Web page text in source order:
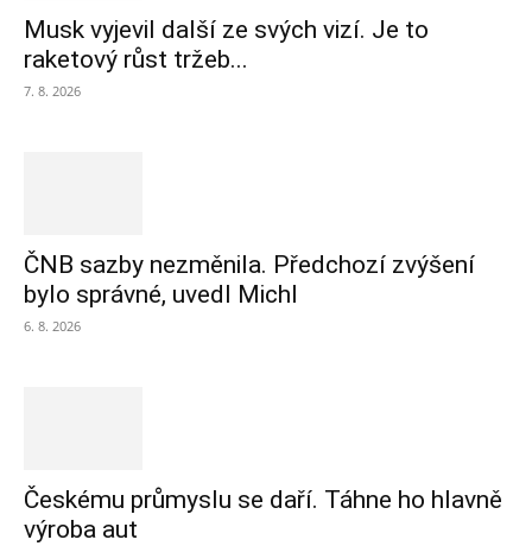
Musk vyjevil další ze svých vizí. Je to
raketový růst tržeb...
7. 8. 2026
ČNB sazby nezměnila. Předchozí zvýšení
bylo správné, uvedl Michl
6. 8. 2026
Českému průmyslu se daří. Táhne ho hlavně
výroba aut